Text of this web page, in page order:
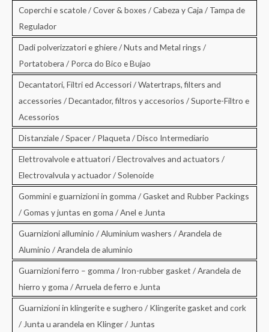
Coperchi e scatole / Cover & boxes / Cabeza y Caja / Tampa de
Regulador
Dadi polverizzatori e ghiere / Nuts and Metal rings /
Portatobera / Porca do Bico e Bujao
Decantatori, Filtri ed Accessori / Watertraps, filters and
accessories / Decantador, filtros y accesorios / Suporte-Filtro e
Acessorios
Distanziale / Spacer / Plaqueta / Disco Intermediario
Elettrovalvole e attuatori / Electrovalves and actuators /
Electrovalvula y actuador / Solenoide
Gommini e guarnizioni in gomma / Gasket and Rubber Packings
/ Gomas y juntas en goma / Anel e Junta
Guarnizioni alluminio / Aluminium washers / Arandela de
Aluminio / Arandela de aluminio
Guarnizioni ferro – gomma / Iron-rubber gasket / Arandela de
hierro y goma / Arruela de ferro e Junta
Guarnizioni in klingerite e sughero / Klingerite gasket and cork
/ Junta u arandela en Klinger / Juntas